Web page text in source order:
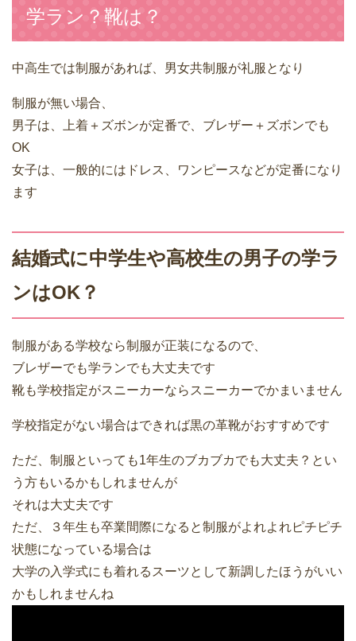
学ラン？靴は？
中高生では制服があれば、男女共制服が礼服となり
制服が無い場合、
男子は、上着＋ズボンが定番で、ブレザー＋ズボンでも
OK
女子は、一般的にはドレス、ワンピースなどが定番になり
ます
結婚式に中学生や高校生の男子の学ラ
ンはOK？
制服がある学校なら制服が正装になるので、
ブレザーでも学ランでも大丈夫です
靴も学校指定がスニーカーならスニーカーでかまいません
学校指定がない場合はできれば黒の革靴がおすすめです
ただ、制服といっても1年生のブカブカでも大丈夫？とい
う方もいるかもしれませんが
それは大丈夫です
ただ、３年生も卒業間際になると制服がよれよれピチピチ
状態になっている場合は
大学の入学式にも着れるスーツとして新調したほうがいい
かもしれませんね